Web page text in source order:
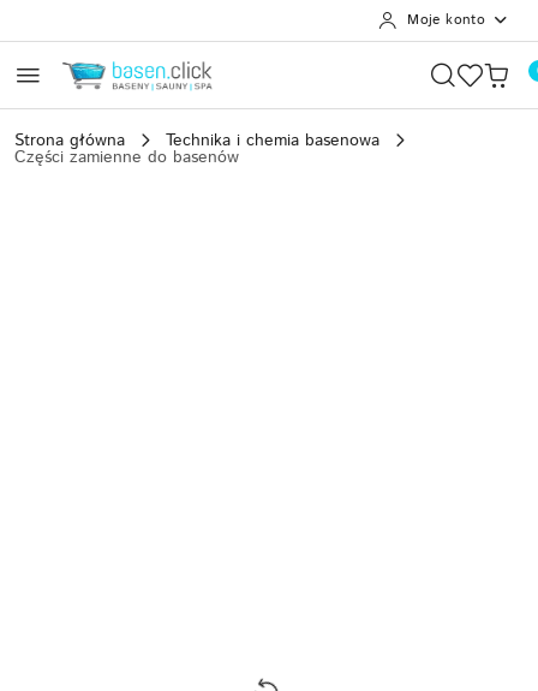
Moje konto
Strona główna Technika i chemia basenowa
Części zamienne do basenów